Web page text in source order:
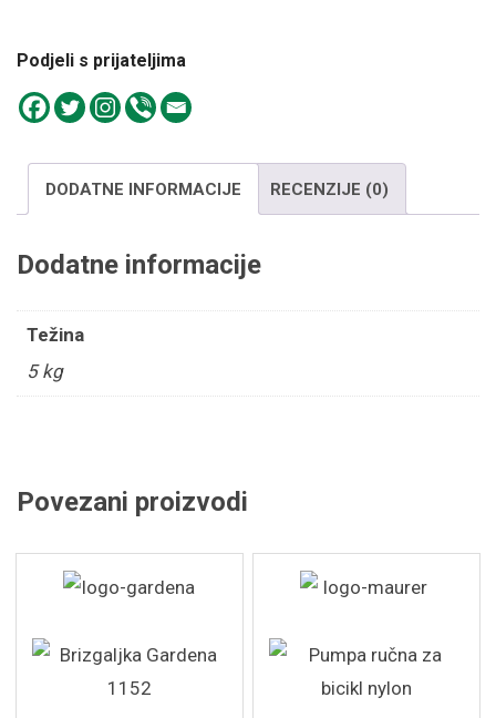
Podjeli s prijateljima
DODATNE INFORMACIJE RECENZIJE (0)
Dodatne informacije
Težina
5 kg
Povezani proizvodi